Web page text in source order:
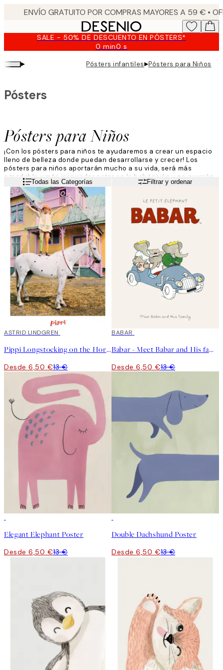
SALE - 50% DE DESCUENTO EN PÓSTERS*
0 min0 s
Válido
hasta:
2026-
▸ Pósters infantiles▸Pósters para Niños
Pósters para Niños
Pósters
¡Con los pósters para niños te ayudaremos a crear un espacio
lleno de belleza donde puedan desarrollarse y crecer! Los
pósters para niños aportarán mucho a su vida, será más
agradable y más inspirador estar en la habitación y no querrán
irse de ella. ¡Busca para los más pequeños pósters para niños
que sean inspiradores, bonitos y educativos a la vez!
Leer másTodas las Categorías Filtrar y ordenar
50%*
ASTRID LINDGREN
Pippi Longstocking on the Horse Poster
Desde 6,50 €13 €
50%*
BABAR
Babar - Meet Babar and His family Poster
Desde 6,50 €13 €
Elegant Elephant Poster
Desde 6,50 €13 €
Double Dachshund Poster
Desde 6,50 €13 €